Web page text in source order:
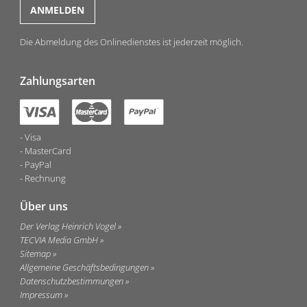
Die Abmeldung des Onlinedienstes ist jederzeit möglich.
Zahlungsarten
Visa
MasterCard
PayPal
Rechnung
Über uns
Der Verlag Heinrich Vogel
TECVIA Media GmbH
Sitemap
Allgemeine Geschäftsbedingungen
Datenschutzbestimmungen
Impressum